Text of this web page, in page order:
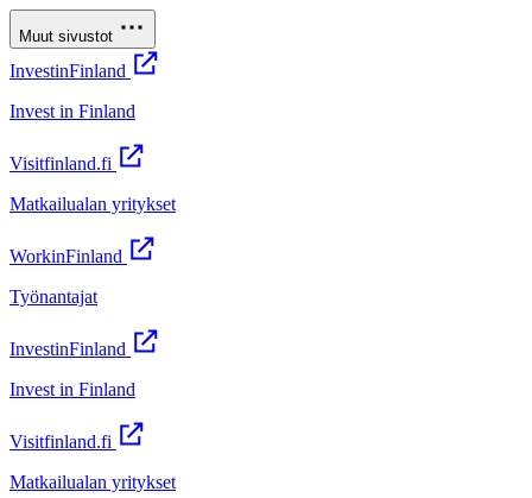
Muut sivustot
InvestinFinland
Invest in Finland
Visitfinland.fi
Matkailualan yritykset
WorkinFinland
Työnantajat
InvestinFinland
Invest in Finland
Visitfinland.fi
Matkailualan yritykset